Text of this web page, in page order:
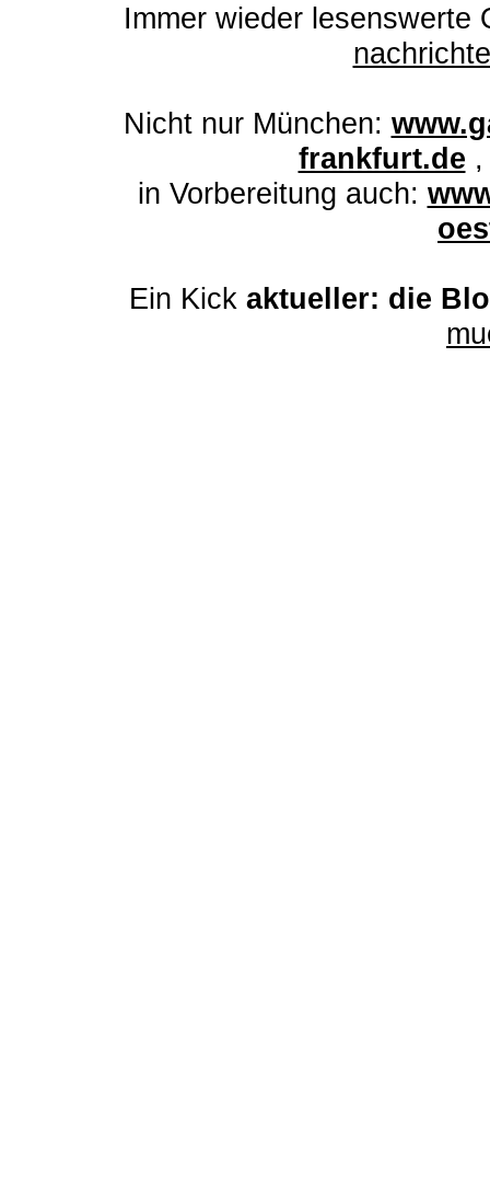
Immer wieder lesenswerte
Nicht nur München:
frankfurt.de
in Vorbereitung auch:
Ein Kick aktueller: die